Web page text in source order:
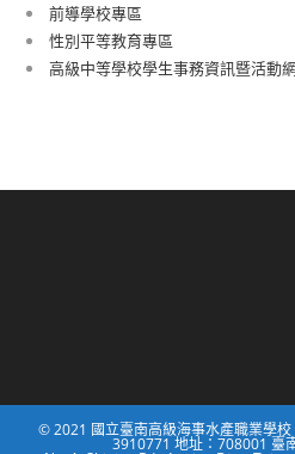
前導學校專區
性別平等教育專區
高級中等學校學生事務資訊暨活動
© 2021 國立臺南高級海事水產職業學
3910771 地址：708001 臺